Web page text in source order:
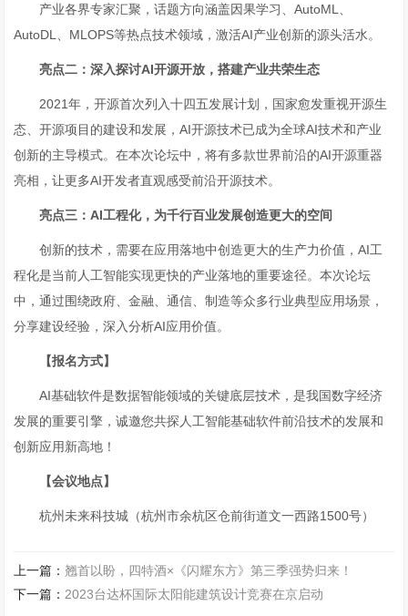
产业各界专家汇聚，话题方向涵盖因果学习、AutoML、
AutoDL、MLOPS等热点技术领域，激活AI产业创新的源头活水。
亮点二：深入探讨AI开源开放，搭建产业共荣生态
2021年，开源首次列入十四五发展计划，国家愈发重视开源生
态、开源项目的建设和发展，AI开源技术已成为全球AI技术和产业
创新的主导模式。在本次论坛中，将有多款世界前沿的AI开源重器
亮相，让更多AI开发者直观感受前沿开源技术。
亮点三： AI工程化， 为千行百业发展创造更大的空间
创新的技术，需要在应用落地中创造更大的生产力价值，AI工
程化是当前人工智能实现更快的产业落地的重要途径。本次论坛
中，通过围绕政府、金融、通信、制造等众多行业典型应用场景，
分享建设经验，深入分析AI应用价值。
【报名方式】
AI基础软件是数据智能领域的关键底层技术，是我国数字经济
发展的重要引擎，诚邀您共探人工智能基础软件前沿技术的发展和
创新应用新高地！
【会议地点】
杭州未来科技城（杭州市余杭区仓前街道文一西路1500号）
上一篇： 翘首以盼，四特酒×《闪耀东方》第三季强势归来！
下一篇： 2023台达杯国际太阳能建筑设计竞赛在京启动